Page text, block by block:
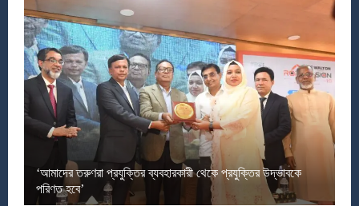
‘আমাদের তরুণরা প্রযুক্তির ব্যবহারকারী থেকে প্রযুক্তির উদ্ভাবকে
পরিণত হবে’